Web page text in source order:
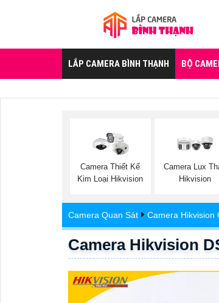
LẮP CAMERA BÌNH THẠNH BỘ
Camera Thiết Kế
Kim Loại Hikvision
Camera Lux
Hikvision
Camera Quan Sát Camera Hikvision
Camera Hikvision